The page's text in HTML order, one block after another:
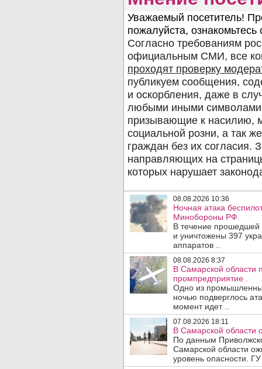
08.08.2026 10:36
Ночная атака
Минобороны РФ.
В течение
и уничтожены 397
аппаратов ..
08.08.2026 8:37
В Самарской области
промпредприятие .
Одно из
ночью подверглось
момент идет ..
07.08.2026 18:11
В Самарской области
По данным
Самарской области
уровень опасности.